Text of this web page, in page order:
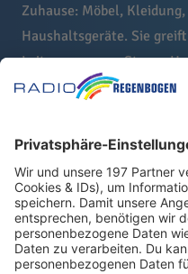
Zuhause: Möbel,
Haushaltsgeräte. Sie
Leitungswasser, Sturm,
Wichtig ist eine
Kürzungen kommen.
Für Eigentümer kommt
die
die Einrichtung, sondern
Dach, feste Einbauten